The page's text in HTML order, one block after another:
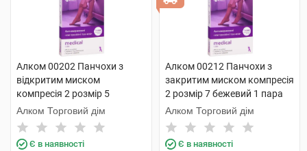
Алком 00202 Панчохи з
відкритим миском
компресія 2 розмір 5
бежевий 1 пара
Алком Торговий дім
Є в наявності
Алком 00212 Панчохи з
закритим миском компресія
2 розмір 7 бежевий 1 пара
Алком Торговий дім
Є в наявності